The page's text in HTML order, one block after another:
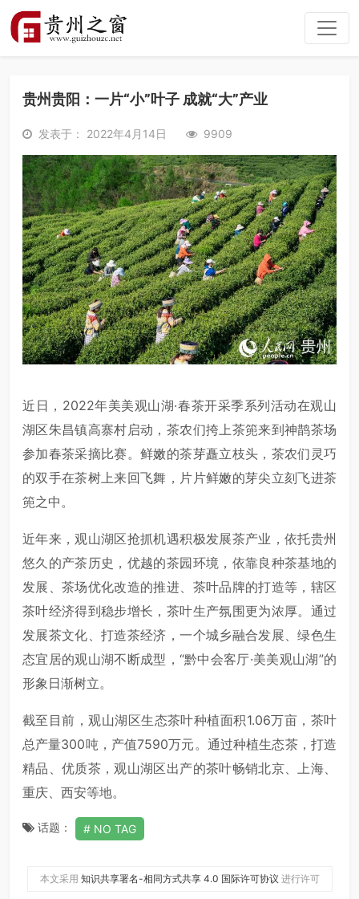
贵州贵阳：一片“小”叶子 成就“大”产业
发表于： 2022年4月14日 9909
近日，2022年美美观山湖·春茶开采季系列活动在观山
湖区朱昌镇高寨村启动，茶农们挎上茶篼来到神鹊茶场
参加春茶采摘比赛。鲜嫩的茶芽矗立枝头，茶农们灵巧
的双手在茶树上来回飞舞，片片鲜嫩的芽尖立刻飞进茶
篼之中。
近年来，观山湖区抢抓机遇积极发展茶产业，依托贵州
悠久的产茶历史，优越的茶园环境，依靠良种茶基地的
发展、茶场优化改造的推进、茶叶品牌的打造等，辖区
茶叶经济得到稳步增长，茶叶生产氛围更为浓厚。通过
发展茶文化、打造茶经济，一个城乡融合发展、绿色生
态宜居的观山湖不断成型，“黔中会客厅·美美观山湖”的
形象日渐树立。
截至目前，观山湖区生态茶叶种植面积1.06万亩，茶叶
总产量300吨，产值7590万元。通过种植生态茶，打造
精品、优质茶，观山湖区出产的茶叶畅销北京、上海、
重庆、西安等地。
话题： NO TAG
本文采用 知识共享署名-相同方式共享 4.0 国际许可协议 进行许可